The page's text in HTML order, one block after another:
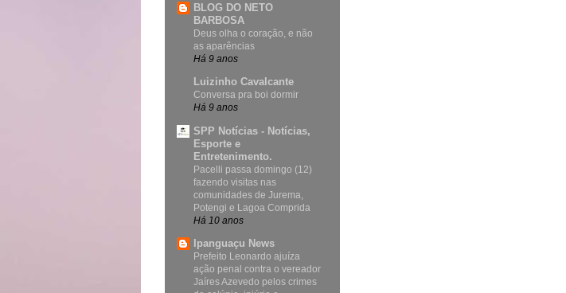
BLOG DO NETO
BARBOSA
Deus olha o coração, e não
as aparências
Há 9 anos
Luizinho Cavalcante
Conversa pra boi dormir
Há 9 anos
SPP Notícias - Notícias,
Esporte e
Entretenimento.
Pacelli passa domingo (12)
fazendo visitas nas
comunidades de Jurema,
Potengi e Lagoa Comprida
Há 10 anos
Ipanguaçu News
Prefeito Leonardo ajuíza
ação penal contra o vereador
Jaíres Azevedo pelos crimes